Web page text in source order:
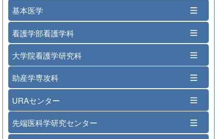
基本医学
看護学部看護学科
大学院看護学研究科
助産学専攻科
URAセンター
先端医科学研究センター